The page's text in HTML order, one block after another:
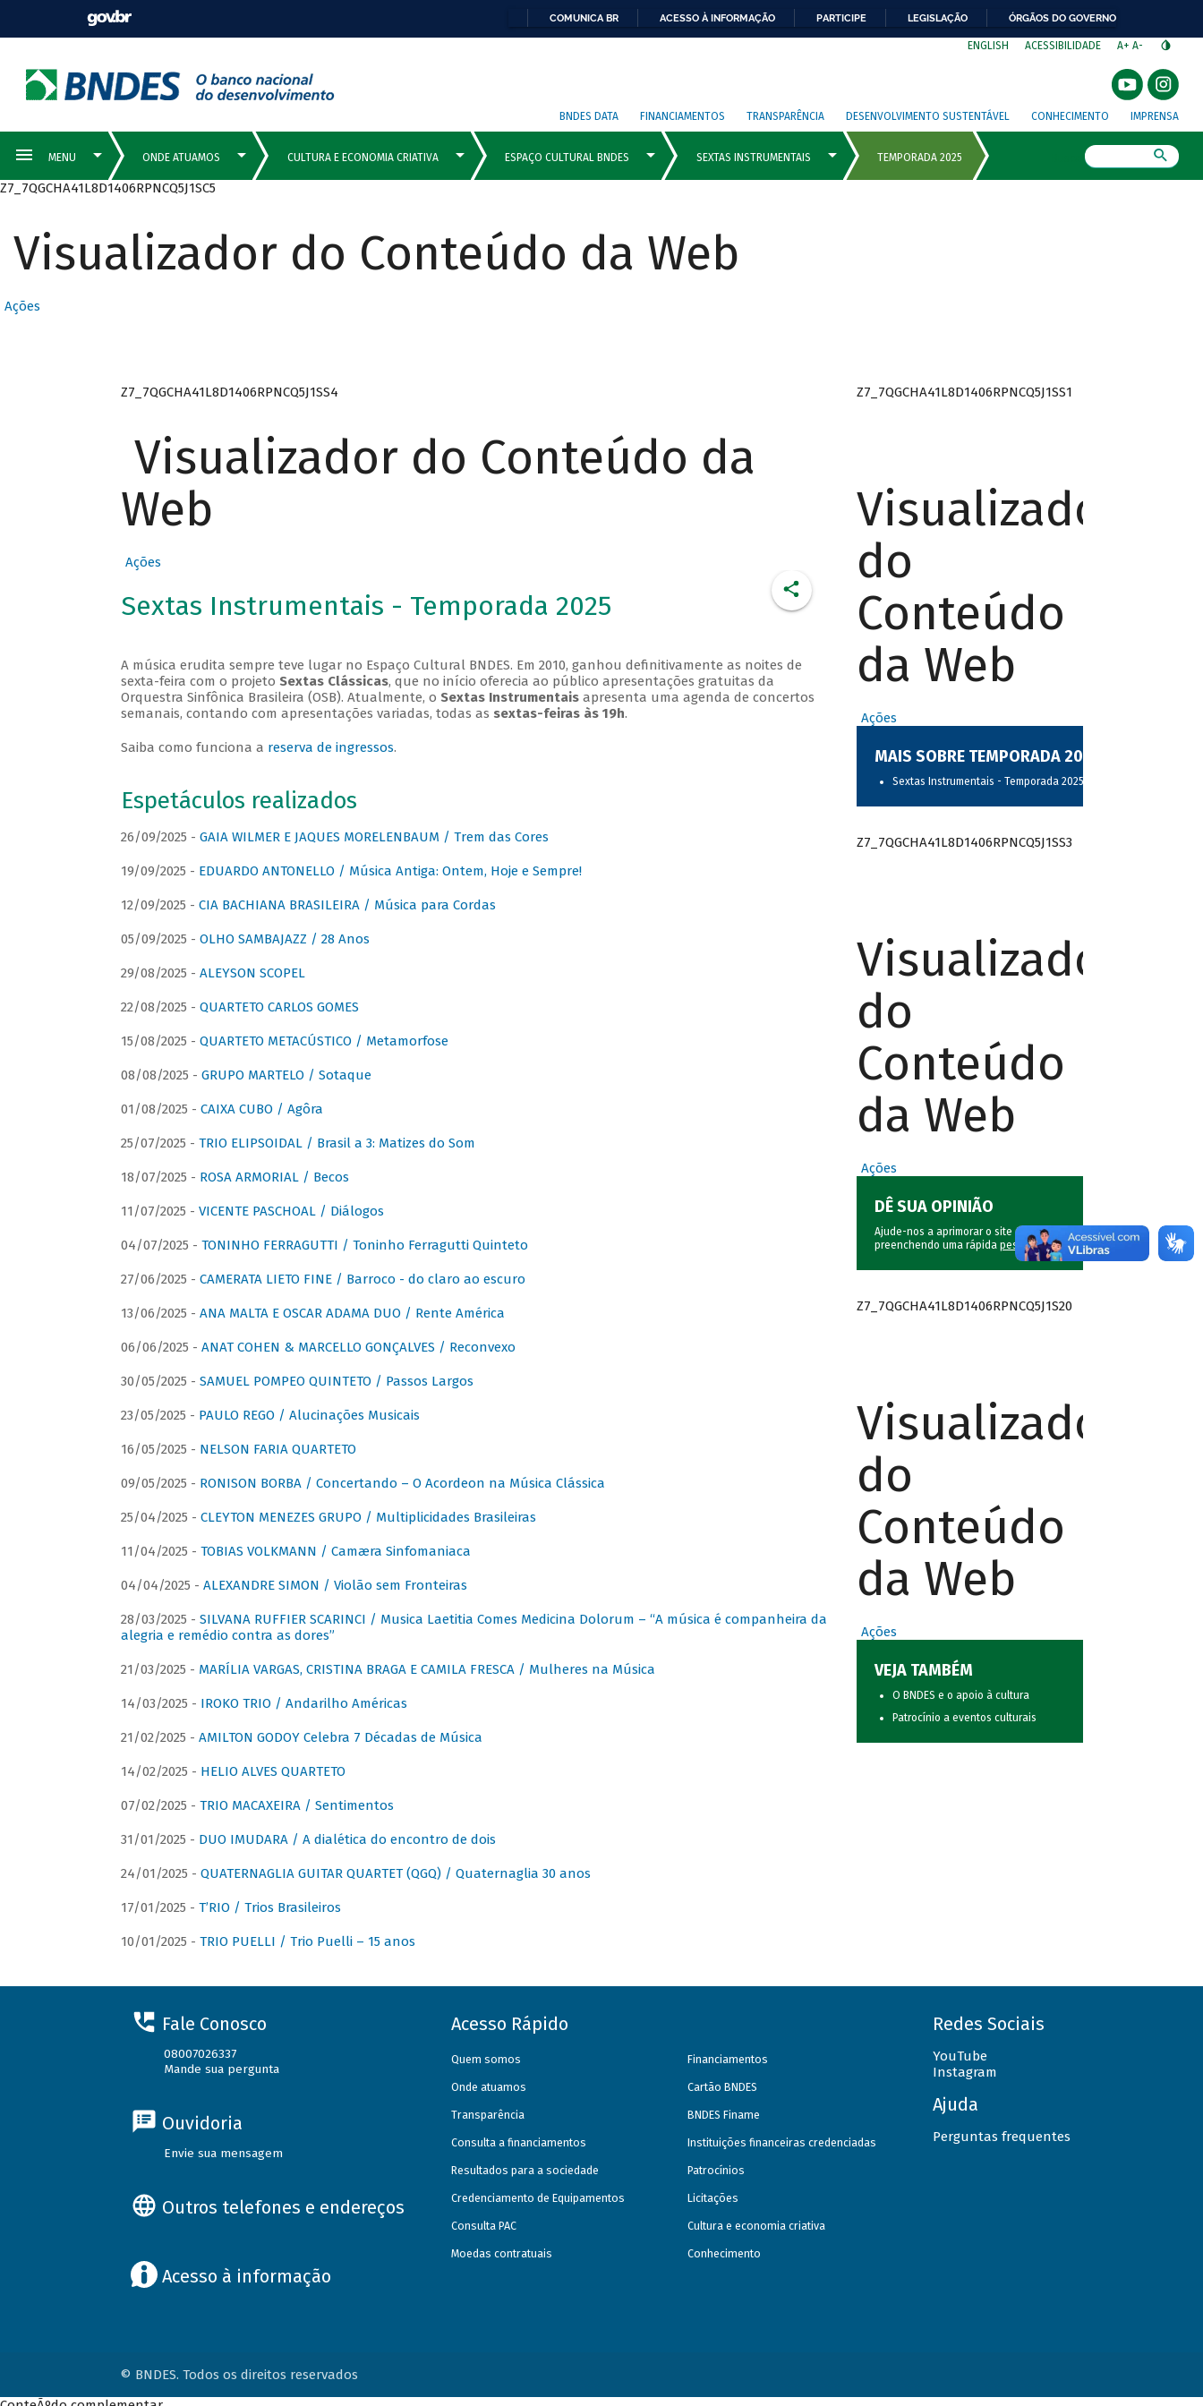
COMUNICA BR ACESSO À INFORMAÇÃO PARTICIPE LEGISLAÇÃO ÓRGÃOS DO GOVERNO
ENGLISH ACESSIBILIDADE A+ A-
BNDES DATA FINANCIAMENTOS TRANSPARÊNCIA DESENVOLVIMENTO SUSTENTÁVEL CONHECIMENTO IMPRENSA
Z7_7QGCHA41L8D1406RPNCQ5J1SC5
Visualizador do Conteúdo da Web
Ações
Z7_7QGCHA41L8D1406RPNCQ5J1SS4
Visualizador do Conteúdo da
Web
Ações
Sextas Instrumentais - Temporada 2025
A música erudita sempre teve lugar no Espaço Cultural BNDES. Em 2010, ganhou definitivamente as noites de
sexta-feira com o projeto Sextas Clássicas, que no início oferecia ao público apresentações gratuitas da
Orquestra Sinfônica Brasileira (OSB). Atualmente, o Sextas Instrumentaisapresenta uma agenda de concertos
semanais, contando com apresentações variadas, todas as sextas-feiras às 19h.
Saiba como funciona a reserva de ingressos.
Espetáculos realizados
26/09/2025 - GAIA WILMER E JAQUES MORELENBAUM / Trem das Cores
19/09/2025 - EDUARDO ANTONELLO / Música Antiga: Ontem, Hoje e Sempre!
12/09/2025 - CIA BACHIANA BRASILEIRA / Música para Cordas
05/09/2025 - OLHO SAMBAJAZZ / 28 Anos
29/08/2025 - ALEYSON SCOPEL
22/08/2025 - QUARTETO CARLOS GOMES
15/08/2025 - QUARTETO METACÚSTICO / Metamorfose
08/08/2025 - GRUPO MARTELO / Sotaque
01/08/2025 - CAIXA CUBO / Agôra
25/07/2025 - TRIO ELIPSOIDAL / Brasil a 3: Matizes do Som
18/07/2025 - ROSA ARMORIAL / Becos
11/07/2025 - VICENTE PASCHOAL / Diálogos
04/07/2025 - TONINHO FERRAGUTTI / Toninho Ferragutti Quinteto
27/06/2025 - CAMERATA LIETO FINE / Barroco - do claro ao escuro
13/06/2025 - ANA MALTA E OSCAR ADAMA DUO / Rente América
06/06/2025 - ANAT COHEN & MARCELLO GONÇALVES / Reconvexo
30/05/2025 - SAMUEL POMPEO QUINTETO / Passos Largos
23/05/2025 - PAULO REGO / Alucinações Musicais
16/05/2025 - NELSON FARIA QUARTETO
09/05/2025 - RONISON BORBA / Concertando – O Acordeon na Música Clássica
25/04/2025 - CLEYTON MENEZES GRUPO / Multiplicidades Brasileiras
11/04/2025 - TOBIAS VOLKMANN / Camæra Sinfomaniaca
04/04/2025 - ALEXANDRE SIMON / Violão sem Fronteiras
28/03/2025 - SILVANA RUFFIER SCARINCI / Musica Laetitia Comes Medicina Dolorum – “A música é companheira da
alegria e remédio contra as dores”
21/03/2025 - MARÍLIA VARGAS, CRISTINA BRAGA E CAMILA FRESCA / Mulheres na Música
14/03/2025 - IROKO TRIO / Andarilho Américas
21/02/2025 - AMILTON GODOY Celebra 7 Décadas de Música
14/02/2025 - HELIO ALVES QUARTETO
07/02/2025 - TRIO MACAXEIRA / Sentimentos
31/01/2025 - DUO IMUDARA / A dialética do encontro de dois
24/01/2025 - QUATERNAGLIA GUITAR QUARTET (QGQ) / Quaternaglia 30 anos
17/01/2025 - T’RIO / Trios Brasileiros
10/01/2025 - TRIO PUELLI / Trio Puelli – 15 anos
Z7_7QGCHA41L8D1406RPNCQ5J1SS1
Visualizador
do
Conteúdo
da Web
Ações
MAIS SOBRE TEMPORADA 2025
Sextas Instrumentais - Temporada 2025
Z7_7QGCHA41L8D1406RPNCQ5J1SS3
Visualizador
do
Conteúdo
da Web
Ações
DÊ SUA OPINIÃO
Ajude-nos a aprimorar o site do BNDES
preenchendo uma rápida pesquisa.
Z7_7QGCHA41L8D1406RPNCQ5J1S20
Visualizador
do
Conteúdo
da Web
Ações
VEJA TAMBÉM
O BNDES e o apoio à cultura
Patrocínio a eventos culturais
Fale Conosco
08007026337
Mande sua pergunta
Ouvidoria
Envie sua mensagem
Outros telefones e endereços
Acesso à informação
Acesso Rápido
Quem somos
Onde atuamos
Transparência
Consulta a financiamentos
Resultados para a sociedade
Credenciamento de Equipamentos
Consulta PAC
Moedas contratuais
Financiamentos
Cartão BNDES
BNDES Finame
Instituições financeiras credenciadas
Patrocínios
Licitações
Cultura e economia criativa
Conhecimento
Redes Sociais
YouTube
Instagram
Ajuda
Perguntas frequentes
© BNDES. Todos os direitos reservados